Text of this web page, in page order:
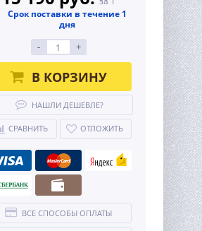
Срок поставки в течение 1
дня
- +
В КОРЗИНУ
НАШЛИ ДЕШЕВЛЕ?
СРАВНИТЬ ОТЛОЖИТЬ
ВСЕ СПОСОБЫ ОПЛАТЫ